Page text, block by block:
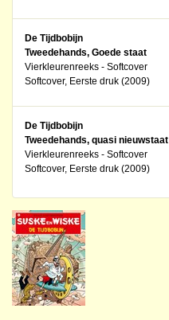
De Tijdbobijn
Tweedehands, Goede staat
Vierkleurenreeks - Softcover
Softcover, Eerste druk (2009)
De Tijdbobijn
Tweedehands, quasi nieuwstaat
Vierkleurenreeks - Softcover
Softcover, Eerste druk (2009)